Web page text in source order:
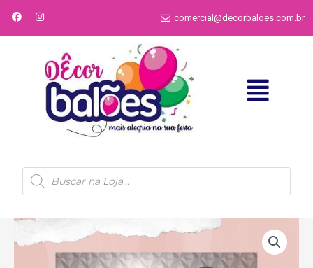
comercial@decorbaloes.com.br